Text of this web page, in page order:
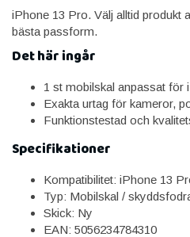
iPhone 13 Pro. Välj alltid produkt
bästa passform.
Det här ingår
1 st mobilskal anpassat för
Exakta urtag för kameror,
Funktionstestad och
Specifikationer
Kompatibilitet: iPhone 13
Typ: Mobilskal /
Skick: Ny
EAN: 5056234784310